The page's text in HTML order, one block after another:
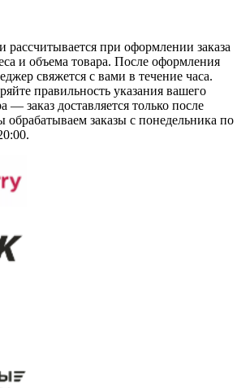
рассчитывается при оформлении заказа
и объема товара. После оформления
свяжется с вами в течение часа.
правильность указания вашего
— заказ доставляется только после
заказы с понедельника по